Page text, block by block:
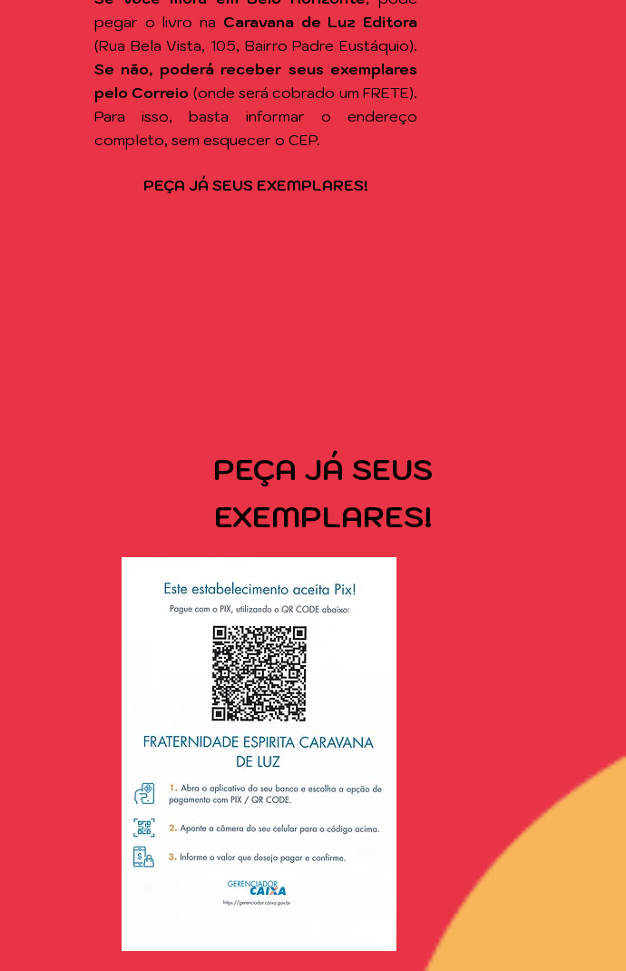
pegar o livro na Caravana de Luz Editora
(Rua Bela Vista, 105, Bairro Padre Eustáquio).
Se não, poderá receber seus exemplares
pelo Correio (onde será cobrado um FRETE).
Para isso, basta informar o endereço
completo, sem esquecer o CEP.
PEÇA JÁ SEUS EXEMPLARES!
PEÇA JÁ SEUS
EXEMPLARES!